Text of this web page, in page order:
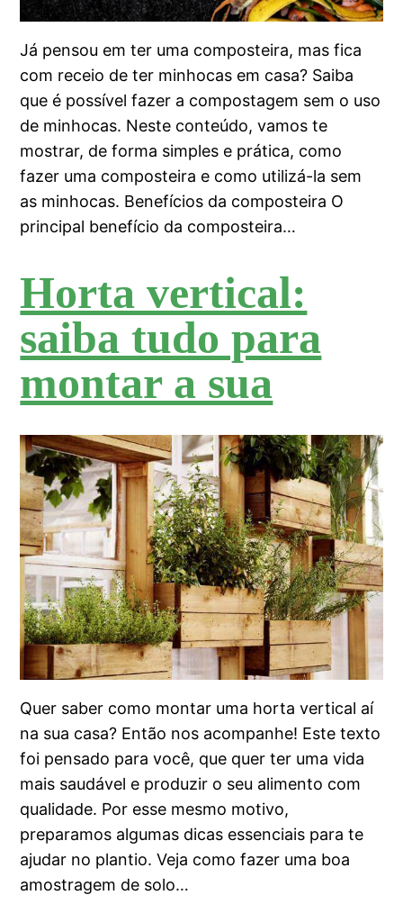
Já pensou em ter uma composteira, mas fica
com receio de ter minhocas em casa? Saiba
que é possível fazer a compostagem sem o uso
de minhocas. Neste conteúdo, vamos te
mostrar, de forma simples e prática, como
fazer uma composteira e como utilizá-la sem
as minhocas. Benefícios da composteira O
principal benefício da composteira…
Horta vertical:
saiba tudo para
montar a sua
Quer saber como montar uma horta vertical aí
na sua casa? Então nos acompanhe! Este texto
foi pensado para você, que quer ter uma vida
mais saudável e produzir o seu alimento com
qualidade. Por esse mesmo motivo,
preparamos algumas dicas essenciais para te
ajudar no plantio. Veja como fazer uma boa
amostragem de solo…